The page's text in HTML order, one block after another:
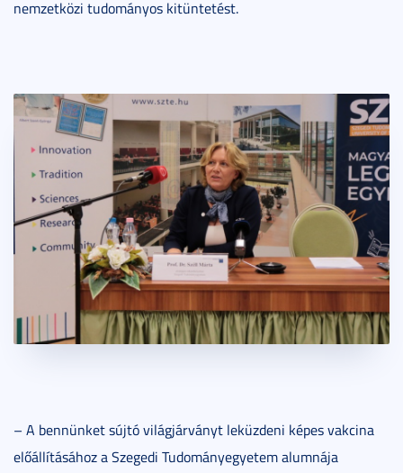
nemzetközi tudományos kitüntetést.
– A bennünket sújtó világjárványt leküzdeni képes vakcina
előállításához a Szegedi Tudományegyetem alumnája